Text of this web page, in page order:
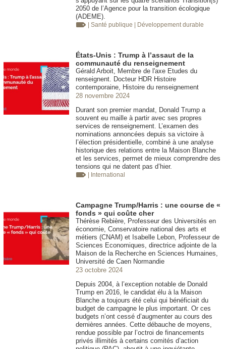
2050 de l’Agence pour la transition écologique
(ADEME).
| Santé publique | Développement durable
États-Unis : Trump à l’assaut de la
communauté du renseignement
Gérald Arboit, Membre de l'axe Etudes du
renseignent. Docteur HDR Histoire
contemporaine, Histoire du renseignement
28 novembre 2024
Durant son premier mandat, Donald Trump a
souvent eu maille à partir avec ses propres
services de renseignement. L’examen des
nominations annoncées depuis sa victoire à
l’élection présidentielle, combiné à une analyse
historique des relations entre la Maison Blanche
et les services, permet de mieux comprendre des
tensions qui ne datent pas d’hier.
| International
Campagne Trump/Harris : une course de «
fonds » qui coûte cher
Thérèse Rebière, Professeur des Universités en
économie, Conservatoire national des arts et
métiers (CNAM) et Isabelle Lebon, Professeur de
Sciences Economiques, directrice adjointe de la
Maison de la Recherche en Sciences Humaines,
Université de Caen Normandie
23 octobre 2024
Depuis 2004, à l’exception notable de Donald
Trump en 2016, le candidat élu à la Maison
Blanche a toujours été celui qui bénéficiait du
budget de campagne le plus important. Or ces
budgets n’ont cessé d’augmenter au cours des
dernières années. Cette débauche de moyens,
rendue possible par l’octroi de financements
privés illimités à certains comités d’action